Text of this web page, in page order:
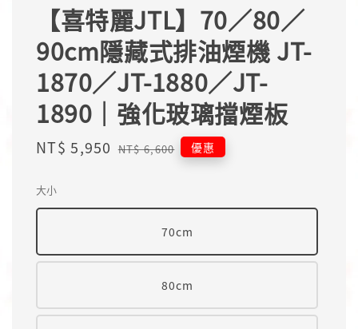
【喜特麗JTL】70／80／
90cm隱藏式排油煙機 JT-
1870／JT-1880／JT-
1890｜強化玻璃擋煙板
Sale
NT$ 5,950 Regular
NT$ 6,600 優惠
大小
70cm
80cm